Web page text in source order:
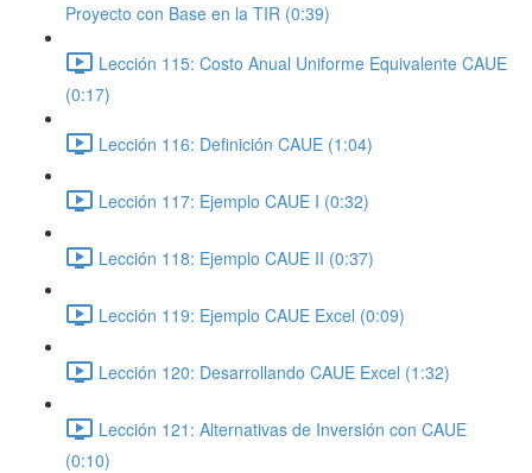
Proyecto con Base en la TIR (0:39)
Lección 115: Costo Anual Uniforme Equivalente CAUE
(0:17)
Lección 116: Definición CAUE (1:04)
Lección 117: Ejemplo CAUE I (0:32)
Lección 118: Ejemplo CAUE II (0:37)
Lección 119: Ejemplo CAUE Excel (0:09)
Lección 120: Desarrollando CAUE Excel (1:32)
Lección 121: Alternativas de Inversión con CAUE
(0:10)